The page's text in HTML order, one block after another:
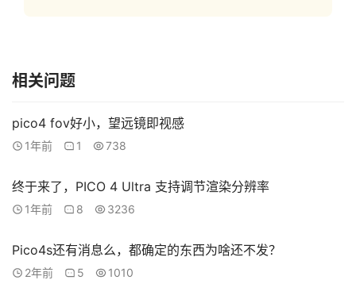
设
备
名
点
源
下
登录
相关问题
pico4 fov好小，望远镜即视感
1年前 1 738
终于来了，PICO 4 Ultra 支持调节渲染分辨率
1年前 8 3236
Pico4s还有消息么，都确定的东西为啥还不发？
2年前 5 1010